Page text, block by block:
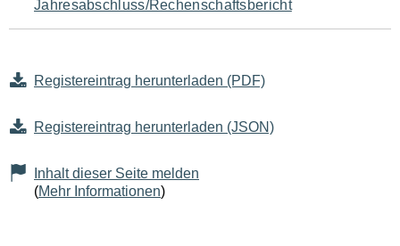
Jahresabschluss/Rechenschaftsbericht
Registereintrag herunterladen (PDF)
Registereintrag herunterladen (JSON)
Inhalt dieser Seite melden
(Mehr Informationen)